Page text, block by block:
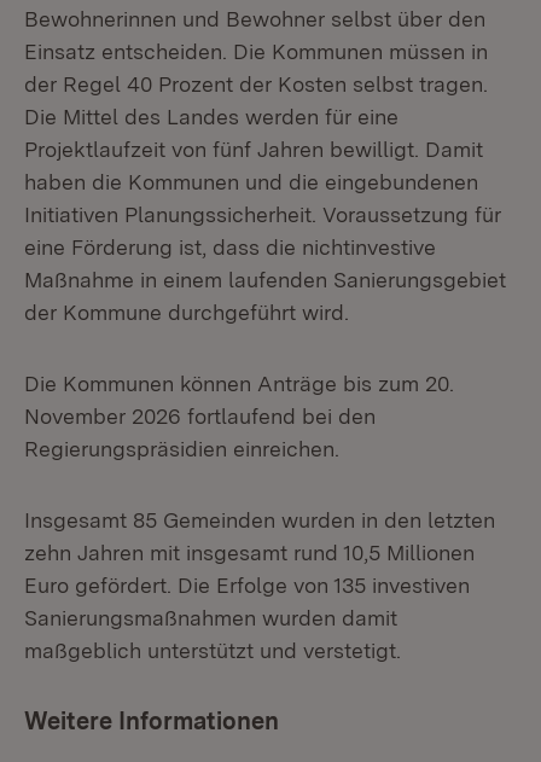
Bewohnerinnen und Bewohner selbst über den
Einsatz entscheiden. Die Kommunen müssen in
der Regel 40 Prozent der Kosten selbst tragen.
Die Mittel des Landes werden für eine
Projektlaufzeit von fünf Jahren bewilligt. Damit
haben die Kommunen und die eingebundenen
Initiativen Planungssicherheit. Voraussetzung für
eine Förderung ist, dass die nichtinvestive
Maßnahme in einem laufenden Sanierungsgebiet
der Kommune durchgeführt wird.
Die Kommunen können Anträge bis zum 20.
November 2026 fortlaufend bei den
Regierungspräsidien einreichen.
Insgesamt 85 Gemeinden wurden in den letzten
zehn Jahren mit insgesamt rund 10,5 Millionen
Euro gefördert. Die Erfolge von 135 investiven
Sanierungsmaßnahmen wurden damit
maßgeblich unterstützt und verstetigt.
Weitere Informationen